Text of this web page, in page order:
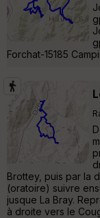
Forchat-15185
Brottey, puis par la
(oratoire) suivre
jusque La Bray.
à droite vers le